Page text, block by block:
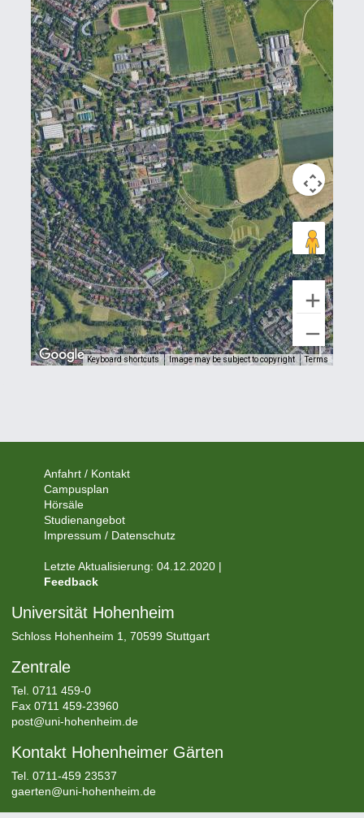
Keyboard shortcuts Image may be subject to copyright Terms
Anfahrt / Kontakt
Campusplan
Hörsäle
Studienangebot
Impressum / Datenschutz
Letzte Aktualisierung: 04.12.2020 |
Feedback
Universität Hohenheim
Schloss Hohenheim 1, 70599 Stuttgart
Zentrale
Tel. 0711 459-0
Fax 0711 459-23960
post@uni-hohenheim.de
Kontakt Hohenheimer Gärten
Tel. 0711-459 23537
gaerten@uni-hohenheim.de